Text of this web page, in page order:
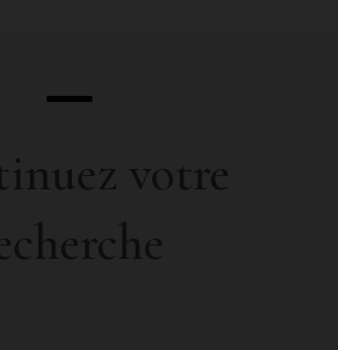
votre